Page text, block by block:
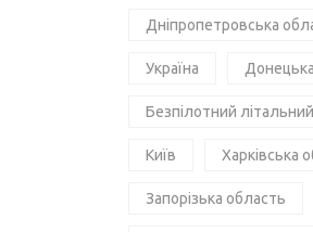
Дніпропетровська
Україна
Безпілотний
Київ Харківська
Запорізька область